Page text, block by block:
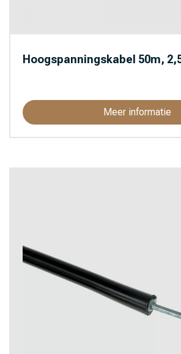
Hoogspanningskabel 50m,
Meer informatie